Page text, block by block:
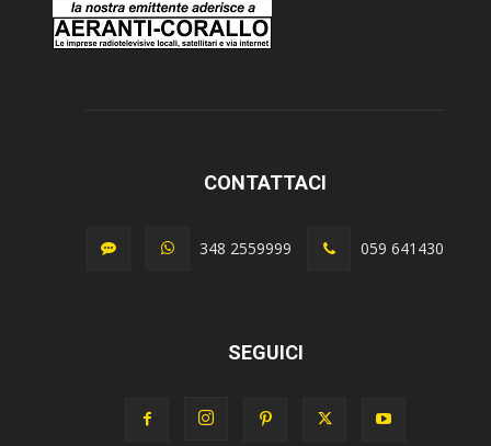
CONTATTACI
348 2559999 059 641430
SEGUICI